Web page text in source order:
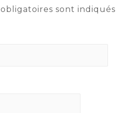
obligatoires sont indiqués